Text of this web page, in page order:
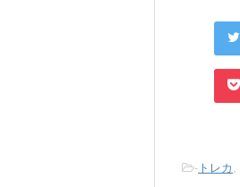
- トレカ ,